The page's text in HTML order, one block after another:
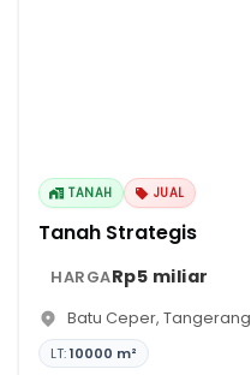
TANAH JUAL
Tanah Strategis
HARGARp5 miliar
Batu Ceper, Tangerang
LT:10000 m²